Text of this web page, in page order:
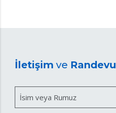
İletişim ve Randevu
İsim veya Rumuz